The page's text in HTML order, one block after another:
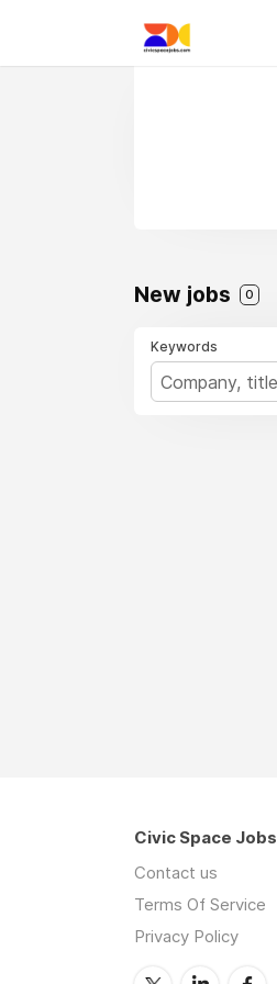
New jobs 0
Keywords
Civic Space Jobs
Contact us
Terms Of Service
Privacy Policy